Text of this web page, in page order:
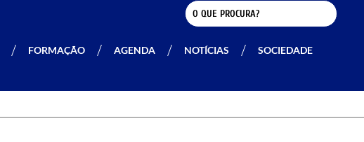
FORMAÇÃO AGENDA NOTÍCIAS SOCIEDADE